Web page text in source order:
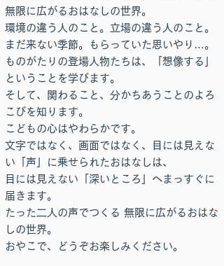
無限に広がるおはなしの世界。
環境の違う人のこと。立場の違う人のこと。
まだ来ない季節。もらっていた思いやり…。
ものがたりの登場人物たちは、「想像する」
ということを学びます。
そして、関わること、分かちあうことのよろ
こびを知ります。
こどもの心はやわらかです。
文字ではなく、画面ではなく、目には見えな
い「声」に乗せられたおはなしは、
目には見えない「深いところ」へまっすぐに
届きます。
たった二人の声でつくる 無限に広がるおはな
しの世界。
おやこで、どうぞお楽しみください。